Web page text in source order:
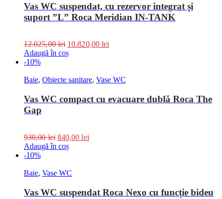
Vas WC suspendat, cu rezervor integrat și
suport ”L” Roca Meridian IN-TANK
12.025,00lei 10.820,00 lei
Adaugă în coș
-10%
Baie, Obiecte sanitare, Vase WC
Vas WC compact cu evacuare dublă Roca The
Gap
930,00lei 840,00lei
Adaugă în coș
-10%
Baie, Vase WC
Vas WC suspendat Roca Nexo cu funcție bideu